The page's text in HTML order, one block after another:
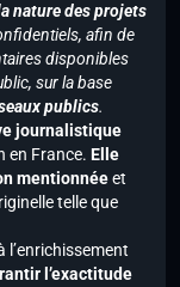
nature des projets
afin de
disponibles
sur la base
publics.
journalistique
en France. Elle
mentionnéeet
telle que
l’enrichissement
l’exactitude